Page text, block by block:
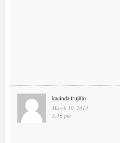
kacinda trujillo
March 10, 2013
3:16 pm